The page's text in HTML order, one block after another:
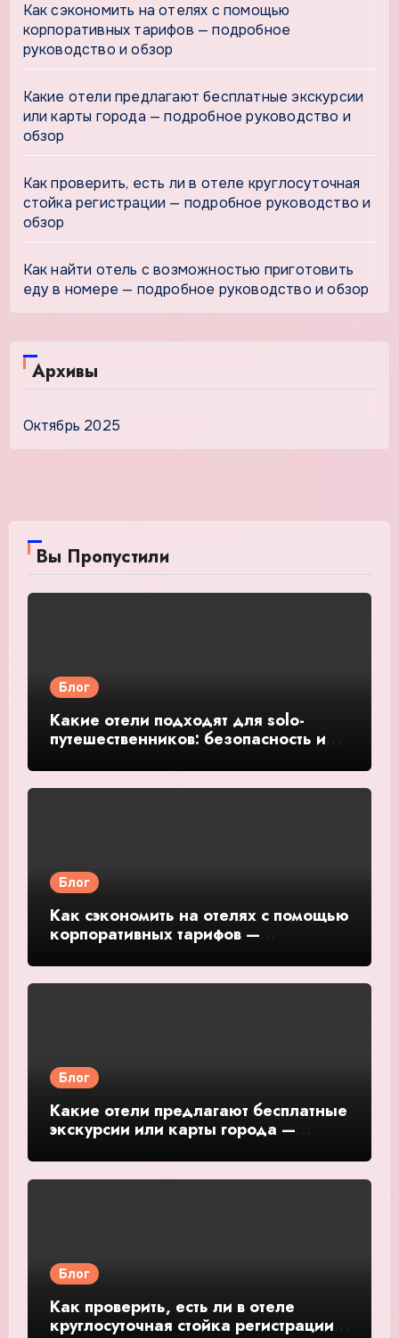
Как сэкономить на отелях с помощью
корпоративных тарифов — подробное
руководство и обзор
Какие отели предлагают бесплатные экскурсии
или карты города — подробное руководство и
обзор
Как проверить, есть ли в отеле круглосуточная
стойка регистрации — подробное руководство и
обзор
Как найти отель с возможностью приготовить
еду в номере — подробное руководство и обзор
Архивы
Октябрь 2025
Вы Пропустили
Блог
Какие отели подходят для solo-
путешественников: безопасность и
и обзор
Блог
Как сэкономить на отелях с помощью
корпоративных тарифов —
Блог
Какие отели предлагают бесплатные
экскурсии или карты города —
Блог
Как проверить, есть ли в отеле
круглосуточная стойка регистрации